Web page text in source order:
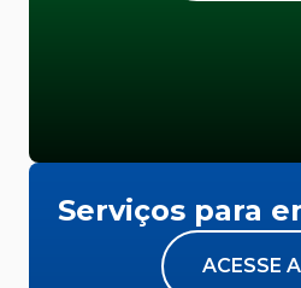
Serviços para
ACESSE